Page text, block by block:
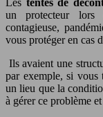
un protecteur lors
contagieuse,
vous protéger en cas
Ils avaient une
par exemple, si vous
un lieu que la
à gérer ce problème